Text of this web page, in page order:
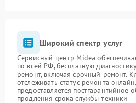
Широкий спектр услуг
Сервисный центр Midea
по всей РФ, бесплатную
ремонт, включая срочный ремонт.
отслеживать статус ремонта
предоставляется постгарантийное
продления срока службы техники